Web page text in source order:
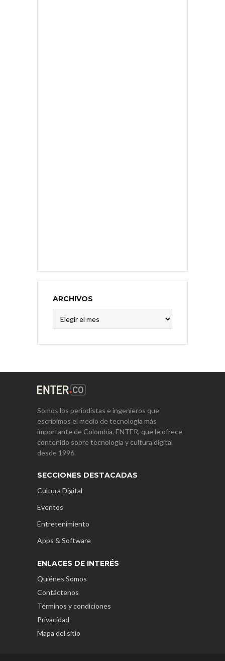
ARCHIVOS
Somos los periodistas e ingenieros que
escribimos el medio de tecnología más
importante de Colombia, ENTER, que le ofrece
contenido sobre tecnología y cultura digital
desde 1996.
SECCIONES DESTACADAS
Cultura Digital
Eventos
Entretenimiento
Apps & Software
ENLACES DE INTERÉS
Quiénes Somos
Contáctenos
Términos y condiciones
Privacidad
Mapa del sitio